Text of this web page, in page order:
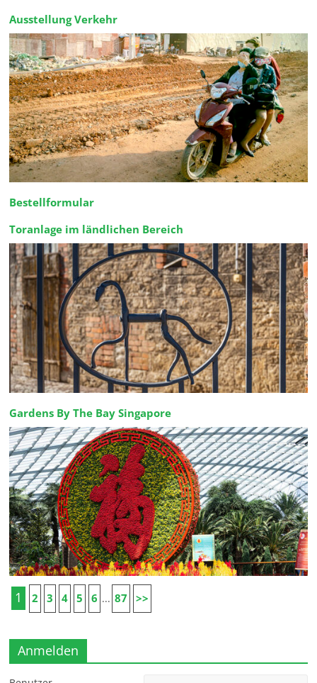
Ausstellung Verkehr
Bestellformular
Toranlage im ländlichen Bereich
Gardens By The Bay Singapore
1 2 3 4 5 6 ... 87 >>
Anmelden